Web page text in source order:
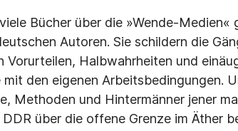
Bücher über die »Wende-Medien«
Autoren. Sie schildern die
Vorurteilen, Halbwahrheiten und
den eigenen Arbeitsbedingungen.
Methoden und Hintermänner jener
über die offene Grenze im Äther